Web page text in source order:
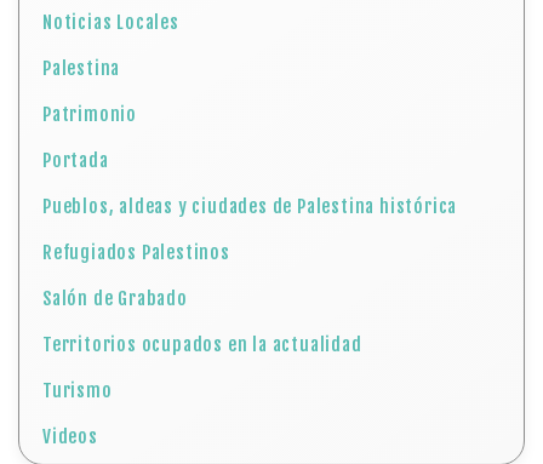
Noticias Locales
Palestina
Patrimonio
Portada
Pueblos, aldeas y ciudades de Palestina histórica
Refugiados Palestinos
Salón de Grabado
Territorios ocupados en la actualidad
Turismo
Videos